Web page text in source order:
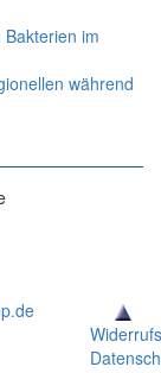
im
während